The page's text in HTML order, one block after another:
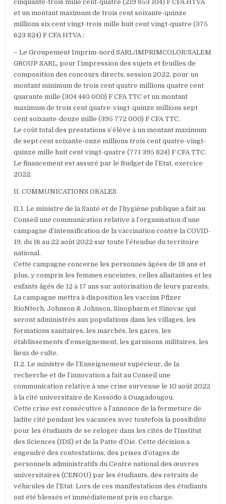
cinquante-trois mille cent-quatre (219 853 104) F CFA HTVA
et un montant maximum de trois cent soixante-quinze
millions six cent vingt-trois mille huit cent vingt-quatre (375
623 824) F CFA HTVA ;
– Le Groupement Imprim-nord SARL/IMPRIMCOLOR/SALEM
GROUP SARL, pour l’impression des sujets et feuilles de
composition des concours directs, session 2022, pour un
montant minimum de trois cent quatre millions quatre cent
quarante mille (304 440 000) F CFA TTC et un montant
maximum de trois cent quatre-vingt-quinze millions sept
cent soixante-douze mille (395 772 000) F CFA TTC.
Le coût total des prestations s’élève à un montant maximum
de sept cent soixante-onze millions trois cent quatre-vingt-
quinze mille huit cent vingt-quatre (771 395 824) F CFA TTC.
Le financement est assuré par le Budget de l’Etat, exercice
2022.
II. COMMUNICATIONS ORALES
II.1. Le ministre de la Santé et de l’hygiène publique a fait au
Conseil une communication relative à l’organisation d’une
campagne d’intensification de la vaccination contre la COVID-
19, du 16 au 22 août 2022 sur toute l’étendue du territoire
national.
Cette campagne concerne les personnes âgées de 18 ans et
plus, y compris les femmes enceintes, celles allaitantes et les
enfants âgés de 12 à 17 ans sur autorisation de leurs parents.
La campagne mettra à disposition les vaccins Pfizer
BioNtech, Johnson & Johnson, Sinopharm et Sinovac qui
seront administrés aux populations dans les villages, les
formations sanitaires, les marchés, les gares, les
établissements d’enseignement, les garnisons militaires, les
lieux de culte.
II.2. Le ministre de l’Enseignement supérieur, de la
recherche et de l’innovation a fait au Conseil une
communication relative à une crise survenue le 10 août 2022
à la cité universitaire de Kossodo à Ouagadougou.
Cette crise est consécutive à l’annonce de la fermeture de
ladite cité pendant les vacances avec toutefois la possibilité
pour les étudiants de se reloger dans les cités de l’Institut
des Sciences (IDS) et de la Patte d’Oie. Cette décision a
engendré des contestations, des prises d’otages de
personnels administratifs du Centre national des œuvres
universitaires (CENOU) par les étudiants, des retraits de
véhicules de l’Etat. Lors de ces manifestations des étudiants
ont été blessés et immédiatement pris en charge.